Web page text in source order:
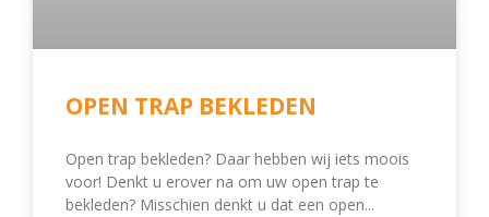
OPEN TRAP BEKLEDEN
Open trap bekleden? Daar hebben wij iets moois
voor! Denkt u erover na om uw open trap te
bekleden? Misschien denkt u dat een open